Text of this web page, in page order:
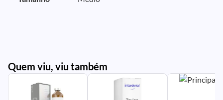
Quem viu, viu também